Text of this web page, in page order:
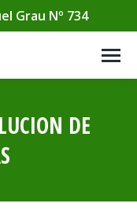
Grau Nº 734
DE